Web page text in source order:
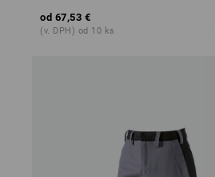
od 67,53 €
(v. DPH) od 10 ks